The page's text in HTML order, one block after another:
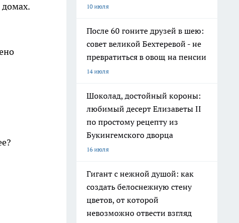
домах.
10 июля
После 60 гоните друзей в шею:
совет великой Бехтеревой - не
превратиться в овощ на пенсии
14 июля
Шоколад, достойный короны:
любимый десерт Елизаветы II
по простому рецепту из
Букингемского дворца
16 июля
Гигант с нежной душой: как
создать белоснежную стену
цветов, от которой
невозможно отвести взгляд